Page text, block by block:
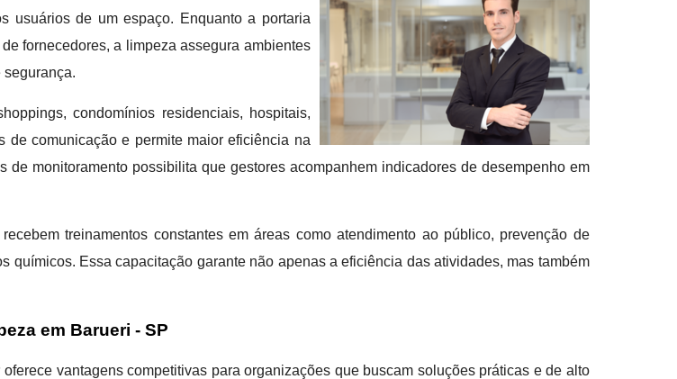
usuários de um espaço. Enquanto a portaria
fornecedores, a limpeza assegura ambientes
condomínios residenciais, hospitais,
de comunicação e permite maior eficiência na
monitoramento possibilita que gestores acompanhem indicadores de desempenho em
treinamentos constantes em áreas como atendimento ao público, prevenção de
químicos. Essa capacitação garante não apenas a eficiência das atividades, mas também
em Barueri - SP
oferece vantagens competitivas para organizações que buscam soluções práticas e de alto